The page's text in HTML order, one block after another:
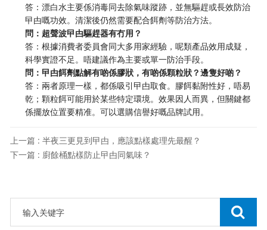
答：漂白水主要係消毒同去除氣味蹤跡，並無驅趕或長效防治
曱甴嘅功效。清潔後仍然需要配合餌劑等防治方法。
問：超聲波曱甴驅趕器有冇用？
答：根據消費者委員會同大多用家經驗，呢類產品效用成疑，
科學實證不足。唔建議作為主要或單一防治手段。
問：曱甴餌劑點解有啲係膠狀，有啲係顆粒狀？邊隻好啲？
答：兩者原理一樣，都係吸引曱甴取食。膠餌黏附性好，唔易
乾；顆粒餌可能用於某些特定環境。效果因人而異，但關鍵都
係擺放位置要精准。可以選購信譽好嘅品牌試用。
上一篇 : 半夜三更見到曱甴，應該點樣處理先最醒？
下一篇 : 廚餘桶點樣防止曱甴同氣味？